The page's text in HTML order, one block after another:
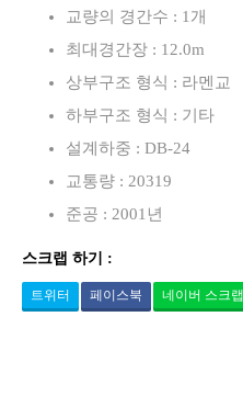
교량의 경간수 : 1개
최대경간장 : 12.0m
상부구조 형식 : 라멘교
하부구조 형식 : 기타
설계하중 : DB-24
교통량 : 20319
준공 : 2001년
스크랩 하기 :
트위터 페이스북 네이버 스크랩